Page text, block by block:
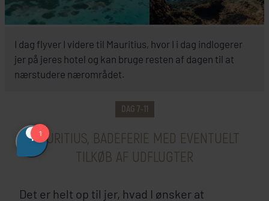
Nordkysten
I dag flyver I videre til Mauritius, hvor I i dag indlogerer
jer på jeres hotel og kan bruge resten af dagen til at
nærstudere nærområdet.
DAG 7-11
MAURITIUS, BADEFERIE MED EVENTUELT
TILKØB AF UDFLUGTER
Det er helt op til jer, hvad I ønsker at